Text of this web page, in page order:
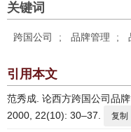
关键词
跨国公司 ; 品牌管理 ;
引用本文
范秀成. 论西方跨国公司品
2000, 22(10): 30–37.
复制